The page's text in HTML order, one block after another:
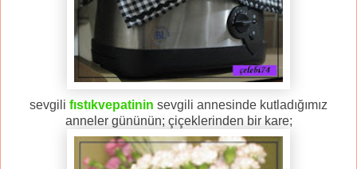
sevgili fıstıkvepatinin sevgili annesinde kutladığımız
anneler gününün; çiçeklerinden bir kare;